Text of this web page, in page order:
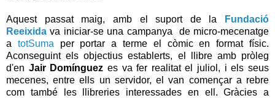
Aquest passat maig, amb el suport de la
Fundació
Reeixida va iniciar-se una campanya de micro-mecenatge
a totSuma per portar a terme el còmic en format físic.
Aconseguint els objectius establerts, el llibre amb pròleg
d'en Jair Domínguez es va fer realitat el juliol, i els seus
mecenes, entre ells un servidor, el van començar a rebre
com també les llibreries interessades en ell. Gràcies a